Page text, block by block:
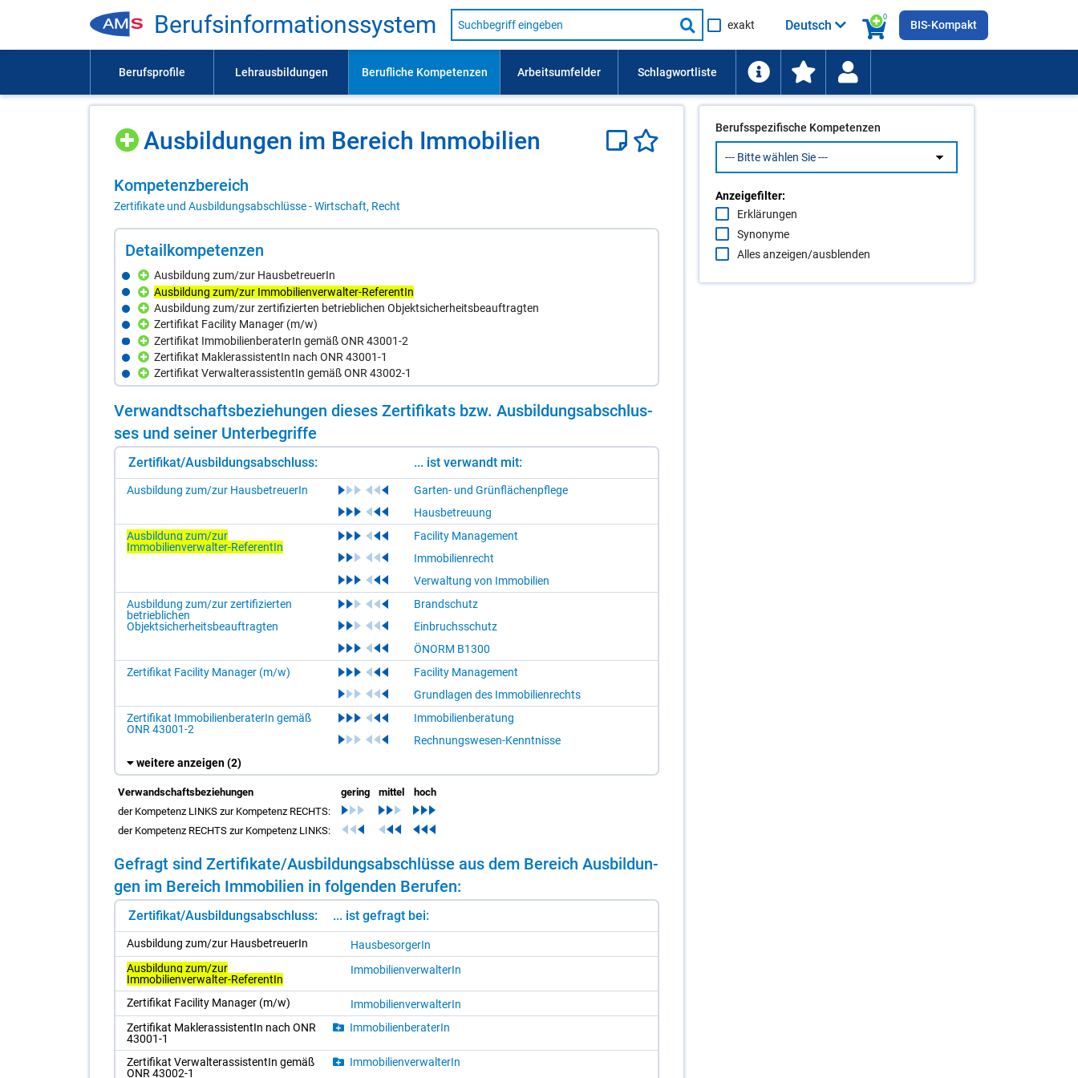
Be­rufs­in­for­ma­ti­ons­sys­tem
Suche
nach
Lehrausbildung,
usw.
Suche
starten
exakt
0
Deutsch BIS-Kompakt
Aus­bil­dun­gen im Be­reich Im­mo­bi­li­en
Kom­pe­tenz­be­reich
Zertifikate und Ausbildungsabschlüsse - Wirtschaft, Recht
De­tail­kom­pe­ten­zen
Ausbildung zum/zur HausbetreuerIn
Ausbildung zum/zur Immobilienverwalter-ReferentIn
Ausbildung zum/zur zertifizierten betrieblichen Objektsicherheitsbeauftragten
Zertifikat Facility Manager (m/w)
Zertifikat ImmobilienberaterIn gemäß ONR 43001-2
Zertifikat MaklerassistentIn nach ONR 43001-1
Zertifikat VerwalterassistentIn gemäß ONR 43002-1
Ver­wandt­schafts­be­zie­hun­gen die­ses Zer­ti­fi­kats bzw. Aus­bil­dungs­ab­schlus­
ses und sei­ner Un­ter­be­grif­fe
Zertifikat/Ausbildungsabschluss: ... ist verwandt mit:
Ausbildung zum/zur HausbetreuerIn
Garten- und Grünflächenpflege
Hausbetreuung
Ausbildung zum/zur
Immobilienverwalter-ReferentIn
Facility Management
Immobilienrecht
Verwaltung von Immobilien
Ausbildung zum/zur zertifizierten
betrieblichen
Objektsicherheitsbeauftragten
Brandschutz
Einbruchsschutz
ÖNORM B1300
Zertifikat Facility Manager (m/w)
Facility Management
Grundlagen des Immobilienrechts
Zertifikat ImmobilienberaterIn gemäß
ONR 43001-2
Immobilienberatung
Rechnungswesen-Kenntnisse
weitere anzeigen(2)
Verwandschaftsbeziehungen gering mittel
hoch
der Kompetenz LINKS zur Kompetenz RECHTS:
der Kompetenz RECHTS zur Kompetenz LINKS:
Ge­fragt sind Zer­ti­fi­ka­te/​Aus­bil­dungs­ab­schlüs­se aus dem Be­reich Aus­bil­dun­
gen im Be­reich Im­mo­bi­li­en in fol­gen­den Be­ru­fen:
Zertifikat/Ausbildungsabschluss: ... ist gefragt bei:
Aus­bil­dung zum/​zur Haus­be­treue­rIn
Haus­be­sor­ge­rIn
Ausbildung zum/zur
Immobilienverwalter-ReferentIn
Im­mo­bi­li­en­ver­wal­te­rIn
Zer­ti­fi­kat Fa­ci­li­ty Ma­na­ger (m/​w)
Im­mo­bi­li­en­ver­wal­te­rIn
Zer­ti­fi­kat Mak­ler­as­sis­ten­tIn nach ONR
43001-1
Im­mo­bi­li­en­be­ra­te­rIn
Zer­ti­fi­kat Ver­wal­te­r­as­sis­ten­tIn ge­mäß
ONR 43002-1
Im­mo­bi­li­en­ver­wal­te­rIn
Berufsspezifische Kompetenzen
Anzeigefilter:
Erklärungen
Synonyme
Alles anzeigen/ausblenden